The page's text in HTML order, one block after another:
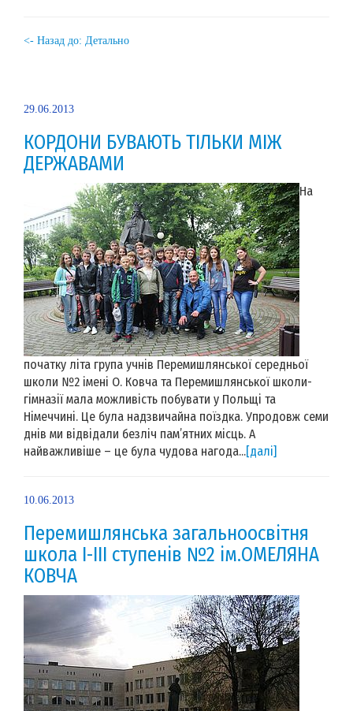
<- Назад до: Детально
29.06.2013
КОРДОНИ БУВАЮТЬ ТІЛЬКИ МІЖ
ДЕРЖАВАМИ
На
початку літа група учнів Перемишлянської середньої
школи №2 імені О. Ковча та Перемишлянської школи-
гімназії мала можливість побувати у Польщі та
Німеччині. Це була надзвичайна поїздка. Упродовж семи
днів ми відвідали безліч пам’ятних місць. А
найважливіше – це була чудова нагода...[далі]
10.06.2013
Перемишлянська загальноосвітня
школа І-ІІІ ступенів №2 ім.ОМЕЛЯНА
КОВЧА